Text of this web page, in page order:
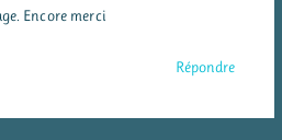
Encore merci
Répondre